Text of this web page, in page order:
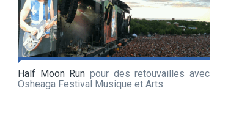
Half Moon Run pour des retouvailles avec
Osheaga Festival Musique et Arts